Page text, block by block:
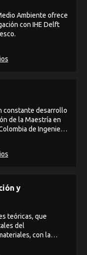
Ambiente ofrece
con IHE Delft
constante desarrollo
de la Maestría en
de Ingeniería
de los
y
teóricas, que
del
con la